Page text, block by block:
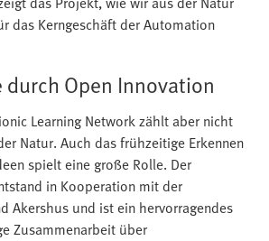
das Kerngeschäft der Automation
durch Open Innovation
Learning Network zählt aber nicht
Natur. Auch das frühzeitige Erkennen
spielt eine große Rolle. Der
in Kooperation mit der
Akershus und ist ein hervorragendes
Zusammenarbeit über